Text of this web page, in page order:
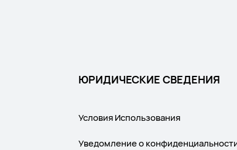
ЮРИДИЧЕСКИЕ СВЕДЕНИЯ
Условия Использования
Уведомление о